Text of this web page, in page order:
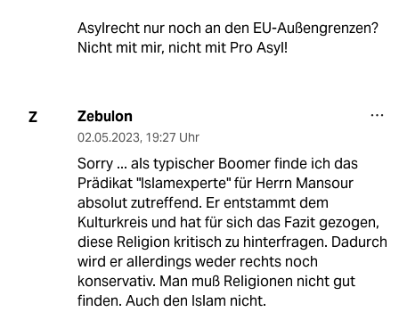
Asylrecht nur noch an den EU-Außengrenzen?
Nicht mit mir, nicht mit Pro Asyl!
Z Zebulon
02.05.2023, 19:27 Uhr
Sorry ... als typischer Boomer finde ich das
Prädikat "Islamexperte" für Herrn Mansour
absolut zutreffend. Er entstammt dem
Kulturkreis und hat für sich das Fazit gezogen,
diese Religion kritisch zu hinterfragen. Dadurch
wird er allerdings weder rechts noch
konservativ. Man muß Religionen nicht gut
finden. Auch den Islam nicht.